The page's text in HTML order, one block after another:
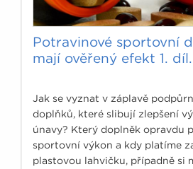
Potravinové sportovní
mají ověřený efekt 1. díl.
Jak se vyznat v záplavě
doplňků, které slibují zlepšení
únavy? Který doplněk opravdu
sportovní výkon a kdy platíme
plastovou lahvičku, případně si